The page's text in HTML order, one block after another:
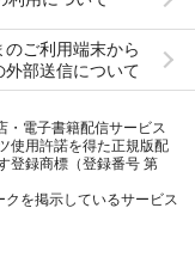
のご利用端末から
外部送信について
・電子書籍配信サービス
使用許諾を得た正規版配
登録商標（登録番号 第
を掲示しているサービス